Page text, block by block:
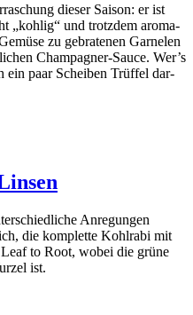
die­ser Sai­son: er ist
„koh­lig“ und trotz­dem aro­ma­
zu gebra­te­nen Gar­ne­len
Cham­pa­gner-Sau­ce. Wer’s
ein paar Schei­ben Trüf­fel dar­
Anre­gun­gen
die kom­plet­te Kohl­ra­bi mit
to Root, wobei die grü­ne
ist.